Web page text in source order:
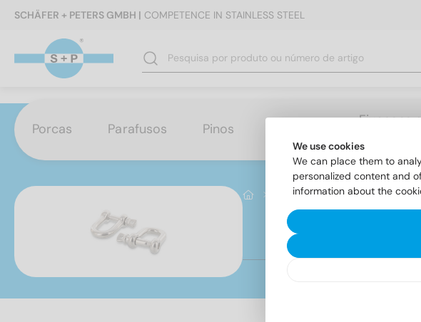
SCHÄFER + PETERS GMBH | COMPETENCE IN STAINLESS STEEL
Porcas Parafusos Pinos
Fixacoes
Cabos / Correntes / Acessórios
Art. 9640
We use cookies
We can place them to
personalized content and
information about the